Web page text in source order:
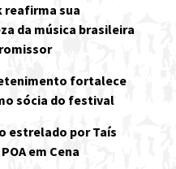
reafirma sua
da música brasileira
fortalece
sócia do festival
estrelado por Taís
em Cena